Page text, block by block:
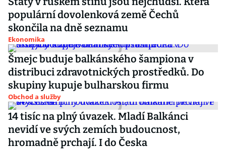
populární dovolenková země Čechů
skončila na dně seznamu
Ekonomika
Šmejc buduje balkánského šampiona v
distribuci zdravotnických prostředků. Do
skupiny kupuje bulharskou firmu
Obchod a služby
14 tisíc na plný úvazek. Mladí Balkánci
nevidí ve svých zemích budoucnost,
hromadně prchají. I do Česka